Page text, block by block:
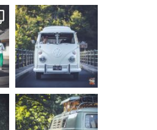
becombi
Août 10
177
becombi